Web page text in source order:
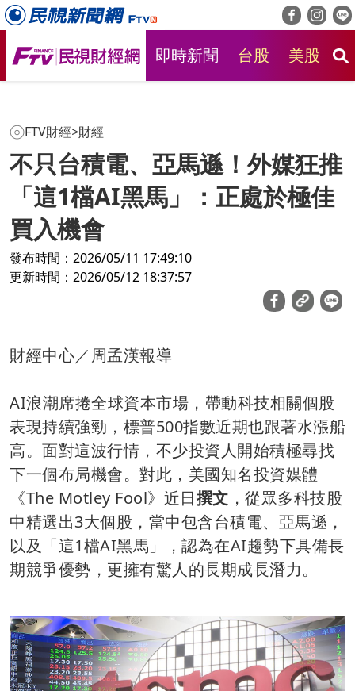
即時新聞 台股 美股
FTV財經>財經
不只台積電、亞馬遜！外媒狂推
「這1檔AI黑馬」：正處於極佳
買入機會
發布時間：2026/05/11 17:49:10
更新時間：2026/05/12 18:37:57
財經中心／周孟漢報導
AI浪潮席捲全球資本市場，帶動科技相關個股
表現持續強勁，標普500指數近期也跟著水漲船
高。面對這波行情，不少投資人開始積極尋找
下一個布局機會。對此，美國知名投資媒體
《The Motley Fool》近日撰文 ，從眾多科技股
中精選出3大個股，當中包含台積電、亞馬遜，
以及「這1檔AI黑馬」，認為在AI趨勢下具備長
期競爭優勢，更擁有驚人的長期成長潛力。